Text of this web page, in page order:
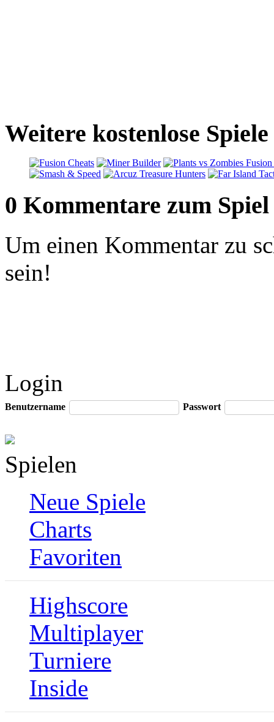
Weitere kostenlose
0 Kommentare zum Spiel
Um einen Kommentar zu
sein!
Login
Benutzername Passwort
Spielen
Neue Spiele
Charts
Favoriten
Highscore
Multiplayer
Turniere
Inside